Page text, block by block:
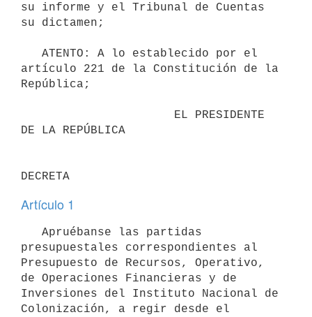
su informe y el Tribunal de Cuentas
su dictamen;
artículo 221 de la Constitución de la
República;
DE LA REPÚBLICA
Artículo 1
presupuestales correspondientes al
Presupuesto de Recursos, Operativo,
de Operaciones Financieras y de
Inversiones del Instituto Nacional de
Colonización, a regir desde el